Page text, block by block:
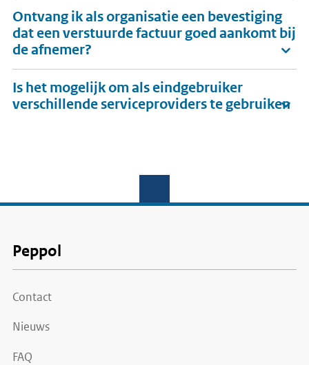
Ontvang ik als organisatie een bevestiging
dat een verstuurde factuur goed aankomt bij
de afnemer?
Is het mogelijk om als eindgebruiker
verschillende serviceproviders te gebruiken
Peppol
Contact
Nieuws
FAQ